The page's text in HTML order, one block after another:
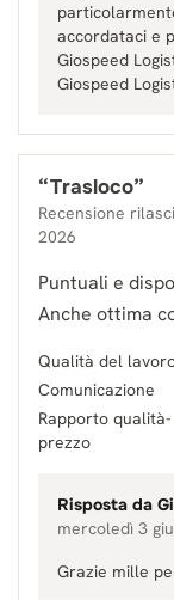
accordataci e
Giospeed
Giospeed
“Trasloco”
Recensione
2026
Puntuali e
Anche ottima
Qualità del
Comunicazione
Rapporto qualità-
prezzo
Risposta da
mercoledì 3
Grazie mille